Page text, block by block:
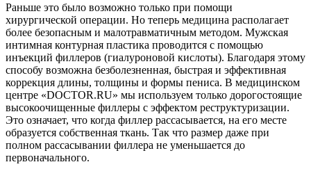
Раньше это было возможно только при помощи
хирургической операции. Но теперь медицина располагает
более безопасным и малотравматичным методом. Мужская
интимная контурная пластика проводится с помощью
инъекций филлеров (гиалуроновой кислоты). Благодаря этому
способу возможна безболезненная, быстрая и эффективная
коррекция длины, толщины и формы пениса. В медицинском
центре «DOCTOR.RU» мы используем только дорогостоящие
высокоочищенные филлеры с эффектом реструктуризации.
Это означает, что когда филлер рассасывается, на его месте
образуется собственная ткань. Так что размер даже при
полном рассасывании филлера не уменьшается до
первоначального.